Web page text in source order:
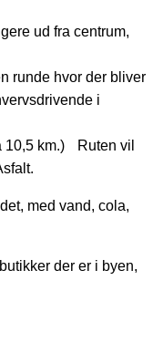
ud fra centrum,
runde hvor der bliver
i
10,5 km.) Ruten vil
med vand, cola,
der er i byen,